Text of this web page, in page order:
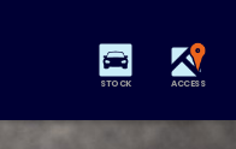
STOCK ACCESS